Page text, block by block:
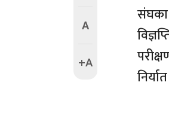
A
+A
संघका